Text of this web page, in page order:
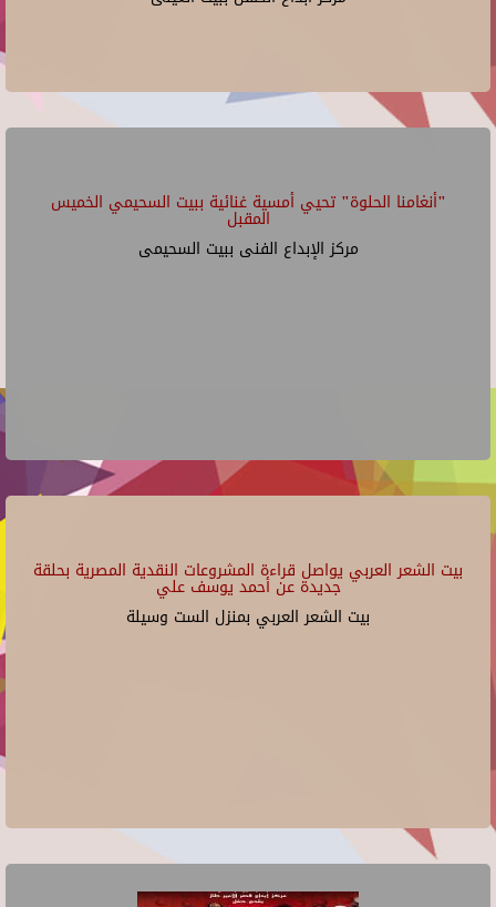
"أنغامنا الحلوة" تحيي أمسية غنائية ببيت السحيمي الخميس
المقبل
مركز الإبداع الفنى ببيت السحيمى
بيت الشعر العربي يواصل قراءة المشروعات النقدية المصرية بحلقة
جديدة عن أحمد يوسف علي
بيت الشعر العربي بمنزل الست وسيلة